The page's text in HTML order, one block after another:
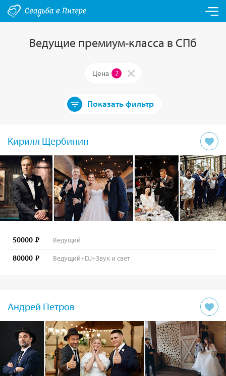
Ведущие премиум-класса в СПб
Цена 2
Показать фильтр
Кирилл Щербинин
50000 Ведущий
80000 Ведущий+DJ+Звук и свет
Андрей Петров